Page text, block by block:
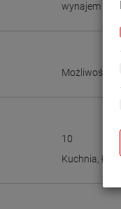
wynajem w
Możliwość
10
Kuchnia ,